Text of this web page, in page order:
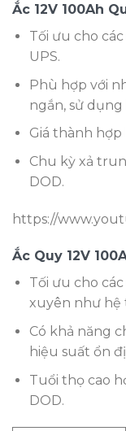
Ắc 12V 100Ah
Tối ưu cho
UPS.
Phù hợp với
ngắn, sử
Giá thành hợp
Chu kỳ xả
DOD.
https://
Ắc Quy 12V
Tối ưu cho
xuyên như hệ
Có khả năng
hiệu suất ổn
Tuổi thọ cao
DOD.